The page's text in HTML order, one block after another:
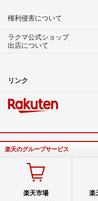
権利侵害について
ラクマ公式ショップ
出店について
リンク
楽天のグループサービス
楽天市場 楽